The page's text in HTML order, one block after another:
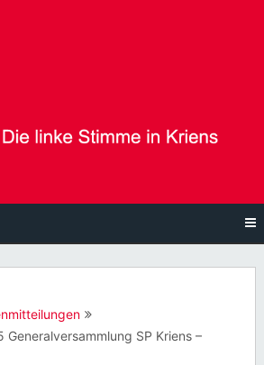
Generalversammlung SP Kriens –